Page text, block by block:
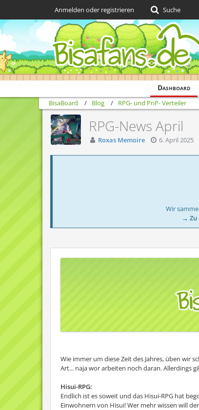
Dashboard
Anmelden oder registrieren Suche
BisaBoard Blog RPG- und PnP- Verteiler
RPG-News April
Roxas Memoire 6. April 2025
Wir
→ Zu
Wie immer um diese Zeit des Jahres, üben wir
Art... naja wor arbeiten noch daran. Allerdings
Hisui-RPG:
Endlich ist es soweit und das Hisui-RPG hat
Einwohnern von Hisui! Wer mehr wissen will